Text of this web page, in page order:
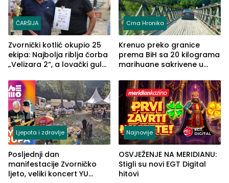
ČARŠIJA
Zvornički kotlić okupio 25
ekipa: Najbolja riblja čorba
„Velizara 2“, a lovački gulaš
Crna Hronika
Krenuo preko granice
prema BiH sa 20 kilograma
marihuane sakrivene u
Ljepota i zdravlje
Posljednji dan
manifestacije Zvorničko
ljeto, veliki koncert YU
Najnovije
OSVJEŽENJE NA MERIDIANU:
Stigli su novi EGT Digital
hitovi